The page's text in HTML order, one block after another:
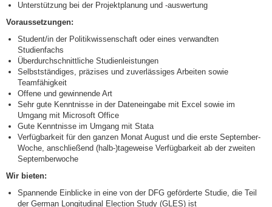
Unterstützung bei der Projektplanung und -auswertung
Voraussetzungen:
Student/in der Politikwissenschaft oder eines verwandten
Studienfachs
Überdurchschnittliche Studienleistungen
Selbstständiges, präzises und zuverlässiges Arbeiten sowie
Teamfähigkeit
Offene und gewinnende Art
Sehr gute Kenntnisse in der Dateneingabe mit Excel sowie im
Umgang mit Microsoft Office
Gute Kenntnisse im Umgang mit Stata
Verfügbarkeit für den ganzen Monat August und die erste September-
Woche, anschließend (halb-)tageweise Verfügbarkeit ab der zweiten
Septemberwoche
Wir bieten:
Spannende Einblicke in eine von der DFG geförderte Studie, die Teil
der German Longitudinal Election Study (GLES) ist